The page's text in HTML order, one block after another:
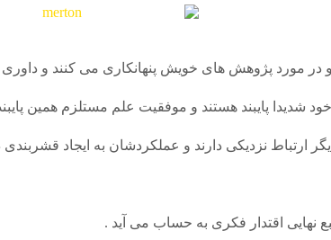
و در مورد پژوهش های خویش پنهانکاری می کنند و
شدیدا پایبند هستند و موفقیت علم مستلزم همین
ارتباط نزدیکی دارند و عملکردشان به ایجاد
نهایی اقتدار فکری به حساب می آید .